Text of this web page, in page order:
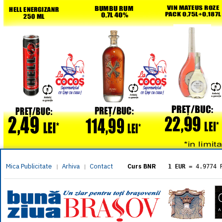
Mica Publicitate | Arhiva | Contact Curs BNR 1 EUR = 4.9774
= 5.8304
1 XAU= 464.4611
1 AED= 1.1933
1 AUD= 2.7957
1 BGN= 2.5449